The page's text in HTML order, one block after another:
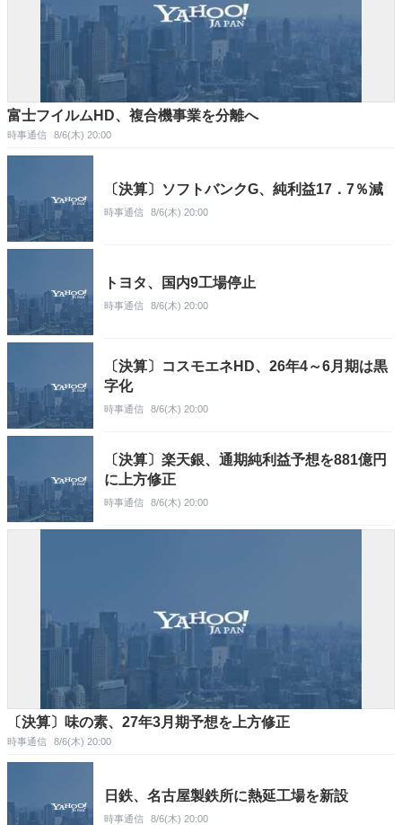
富士フイルムHD、複合機事業を分離へ
時事通信 8/6(木) 20:00
〔決算〕ソフトバンクG、純利益17．7％減
時事通信 8/6(木) 20:00
トヨタ、国内9工場停止
時事通信 8/6(木) 20:00
〔決算〕コスモエネHD、26年4～6月期は黒
字化
時事通信 8/6(木) 20:00
〔決算〕楽天銀、通期純利益予想を881億円
に上方修正
時事通信 8/6(木) 20:00
〔決算〕味の素、27年3月期予想を上方修正
時事通信 8/6(木) 20:00
日鉄、名古屋製鉄所に熱延工場を新設
時事通信 8/6(木) 20:00